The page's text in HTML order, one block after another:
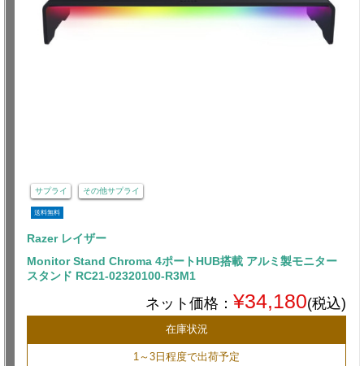
サプライ その他サプライ
送料無料
Razer レイザー
Monitor Stand Chroma 4ポートHUB搭載 アルミ製モニター
スタンド RC21-02320100-R3M1
ネット価格： ¥34,180(税込)
在庫状況
1～3日程度で出荷予定